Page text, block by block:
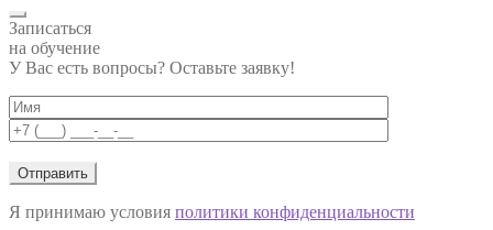
Записаться
на обучение
У Вас есть вопросы? Оставьте заявку!
Я принимаю условия политики конфиденциальности